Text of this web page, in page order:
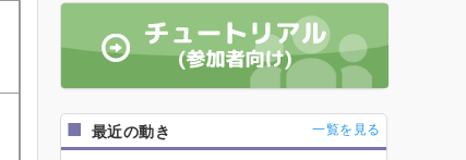
最近の動き 一覧を見る